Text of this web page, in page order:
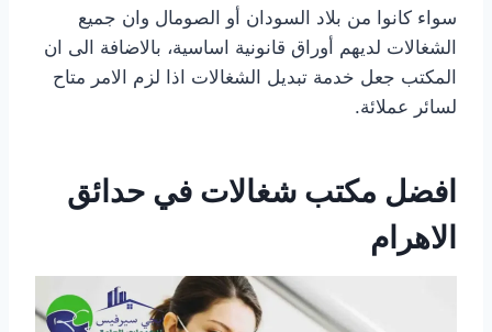
سواء كانوا من بلاد السودان أو الصومال وان جميع
الشغالات لديهم أوراق قانونية اساسية، بالاضافة الى ان
المكتب جعل خدمة تبديل الشغالات اذا لزم الامر متاح
لسائر عملائة.
افضل مكتب شغالات في حدائق
الاهرام